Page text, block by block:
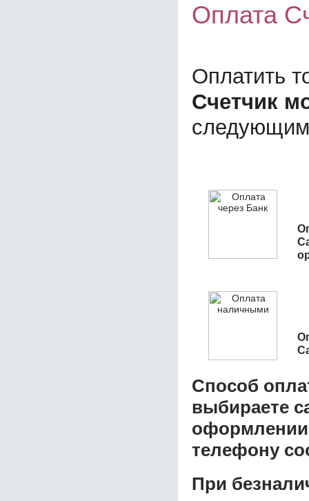
Оплата
Оплатить
Счетчик
Способ
выбираете
оформлении
телефону
При